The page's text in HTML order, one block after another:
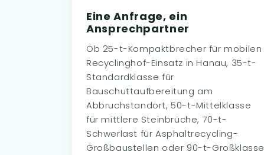
Eine Anfrage, ein
Ansprechpartner
Ob 25-t-Kompaktbrecher für mobilen
Recyclinghof-Einsatz in Hanau, 35-t-
Standardklasse für
Bauschuttaufbereitung am
Abbruchstandort, 50-t-Mittelklasse
für mittlere Steinbrüche, 70-t-
Schwerlast für Asphaltrecycling-
Großbaustellen oder 90-t-Großklasse